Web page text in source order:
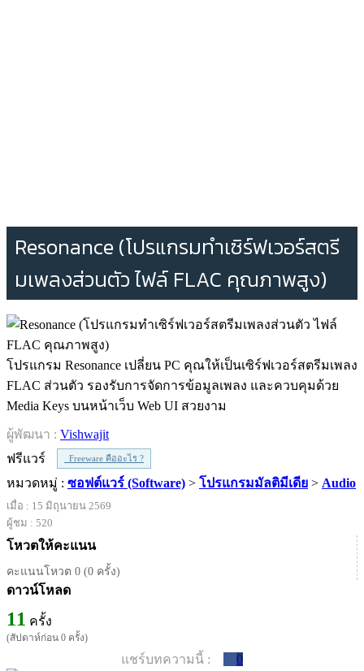
Resonance (โปรแกรมทำเซิร์ฟเวอร์สตรี
มเพลงส่วนตัว ไฟล์ FLAC คุณภาพสูง)
โปรแกรม Resonance เปลี่ยน PC คุณให้เป็นเซิร์ฟเวอร์สตรีมเพลง
FLAC ส่วนตัว รองรับการจัดการข้อมูลเพลง และควบคุมด้วย
Media Keys บนหน้าเว็บ Web UI สวยงาม
ผู้พัฒนา : Vishwajit
ฟรีแวร์
Freeware คืออะไร ?
หมวดหมู่ : ซอฟต์แวร์ (Software) > โปรแกรมมัลติมีเดีย > Audio
เมื่อ : 15 มิถุนายน 2569
ผู้ชม : 520
โหวตให้คะแนน
คะแนนโหวต 0 (0 ครั้ง)
ดาวน์โหลด
11 ครั้ง
(สัปดาห์ก่อน 0 ครั้ง)
แชร์บทความนี้ : 0